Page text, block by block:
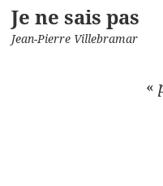
Je ne sais pas
Jean-Pierre Villebramar
«